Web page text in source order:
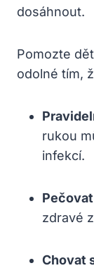
dosáhnout.
Pomozte
odolné tím,
rukou
infekcí.
zdravé
Chovat